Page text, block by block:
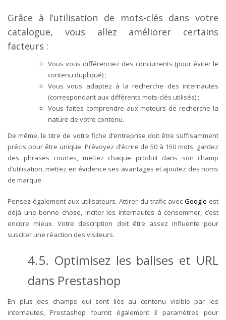
Grâce à l’utilisation de mots-clés dans votre
catalogue, vous allez améliorer certains
facteurs :
Vous vous différenciez des concurrents (pour éviter le
contenu dupliqué) ;
Vous vous adaptez à la recherche des internautes
(correspondant aux différents mots-clés utilisés) ;
Vous faites comprendre aux moteurs de recherche la
nature de votre contenu.
De même, le titre de votre fiche d’entreprise doit être suffisamment
précis pour être unique. Prévoyez d’écrire de 50 à 150 mots, gardez
des phrases courtes, mettez chaque produit dans son champ
d’utilisation, mettez en évidence ses avantages et ajoutez des noms
de marque.
Pensez également aux utilisateurs. Attirer du trafic avec Google est
déjà une bonne chose, inciter les internautes à consommer, c’est
encore mieux. Votre description doit être assez influente pour
susciter une réaction des visiteurs.
4.5. Optimisez les balises et URL
dans Prestashop
En plus des champs qui sont liés au contenu visible par les
internautes, Prestashop fournit également 3 paramètres pour